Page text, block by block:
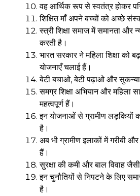
वह आर्थिक रूप से स्वतंत्र होकर
शिक्षित माँ अपने बच्चों को अच्छे
स्त्री शिक्षा समाज में समानता और
करती है।
भारत सरकार ने महिला शिक्षा को
योजनाएँ चलाई हैं।
बेटी बचाओ, बेटी पढ़ाओ और सुकन्या
समग्र शिक्षा अभियान और महिला
महत्वपूर्ण हैं।
इन योजनाओं से ग्रामीण लड़कियों
है।
अब भी ग्रामीण इलाकों में गरीबी
हैं।
सुरक्षा की कमी और बाल विवाह
इन चुनौतियों से निपटने के लिए
है।